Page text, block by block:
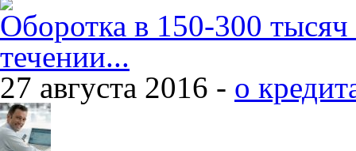
Оборотка в 150-300
течении...
27 августа 2016 - о